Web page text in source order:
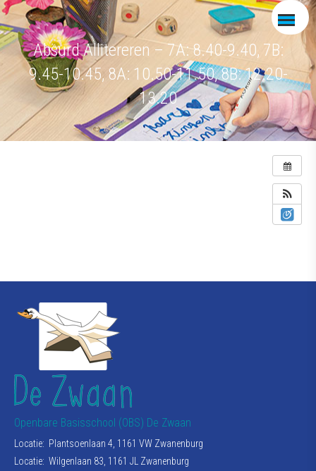
Absurd Allitereren – 7A: 8.40-9.40, 7B:
9.45-10.45, 8A: 10.50-11.50, 8B: 12.20-
13.20
Openbare Basisschool (OBS) De Zwaan
Locatie: Plantsoenlaan 4, 1161 VW Zwanenburg
Locatie: Wilgenlaan 83, 1161 JL Zwanenburg